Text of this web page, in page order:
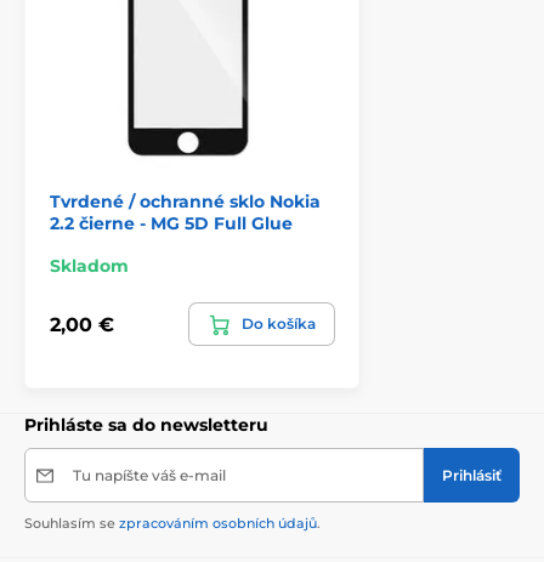
Tvrdené / ochranné sklo Nokia
2.2 čierne - MG 5D Full Glue
Skladom
2,00 € Do košíka
Prihláste sa do newsletteru
Tu napíšte váš e-mail Prihlásiť
Souhlasím se zpracováním osobních údajů.